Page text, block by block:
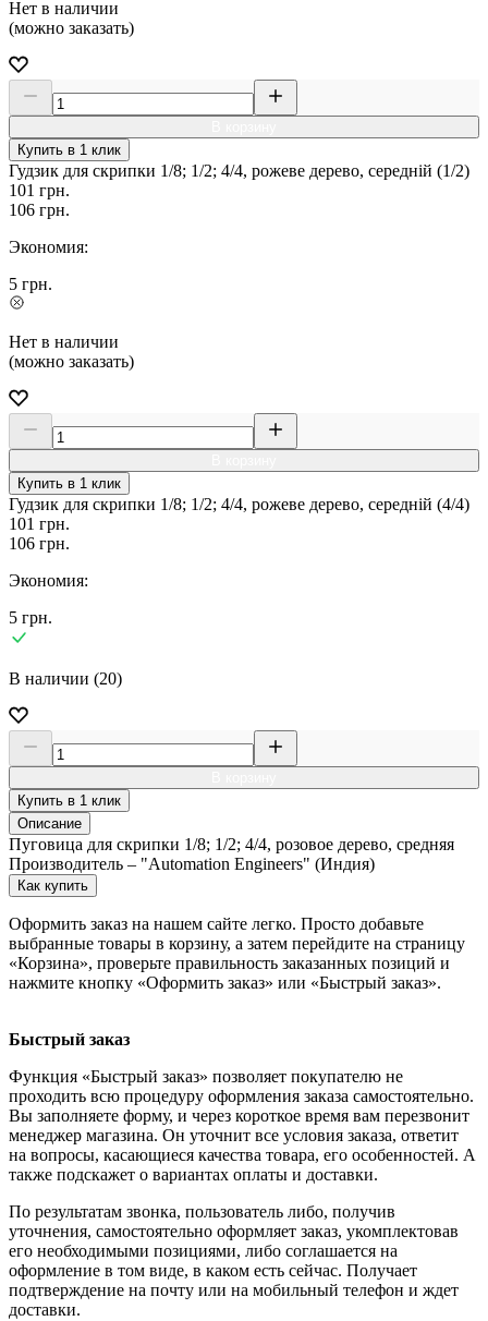
Нет в наличии
(можно заказать)
Купить в 1 клик
Гудзик для скрипки 1/8; 1/2; 4/4, рожеве дерево, середній (1/2)
101 грн.
106 грн.
Экономия:
5 грн.
Нет в наличии
(можно заказать)
Купить в 1 клик
Гудзик для скрипки 1/8; 1/2; 4/4, рожеве дерево, середній (4/4)
101 грн.
106 грн.
Экономия:
5 грн.
В наличии (20)
Купить в 1 клик
Описание
Пуговица для скрипки 1/8; 1/2; 4/4, розовое дерево, средняя
Производитель – "Automation Engineers" (Индия)
Как купить
Оформить заказ на нашем сайте легко. Просто добавьте
выбранные товары в корзину, а затем перейдите на страницу
«Корзина», проверьте правильность заказанных позиций и
нажмите кнопку «Оформить заказ» или «Быстрый заказ».
Быстрый заказ
Функция «Быстрый заказ» позволяет покупателю не
проходить всю процедуру оформления заказа самостоятельно.
Вы заполняете форму, и через короткое время вам перезвонит
менеджер магазина. Он уточнит все условия заказа, ответит
на вопросы, касающиеся качества товара, его особенностей. А
также подскажет о вариантах оплаты и доставки.
По результатам звонка, пользователь либо, получив
уточнения, самостоятельно оформляет заказ, укомплектовав
его необходимыми позициями, либо соглашается на
оформление в том виде, в каком есть сейчас. Получает
подтверждение на почту или на мобильный телефон и ждет
доставки.